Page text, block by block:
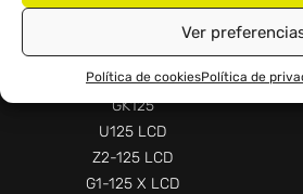
Ver
Política de cookiesPolítica de
GAMA 125
D125
GK125
U125 LCD
Z2-125 LCD
G1-125 X LCD